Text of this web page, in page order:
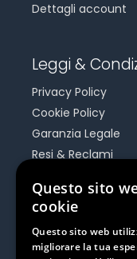
Dettagli account
Leggi &
Privacy Policy
Cookie Policy
Garanzia Legale
Resi & Reclami
Be Social
Questo sito
cookie
Questo sito web
migliorare la tua